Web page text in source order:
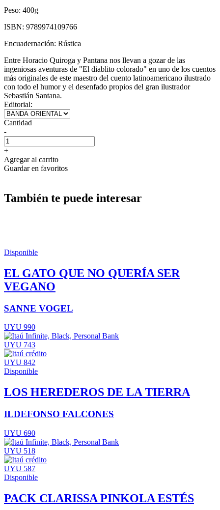
Peso: 400g
ISBN: 9789974109766
Encuadernación: Rústica
Entre Horacio Quiroga y Pantana nos llevan a gozar de las
ingeniosas aventuras de "El diablito colorado" en uno de los cuentos
más originales de este maestro del cuento latinoamericano ilustrado
con todo el humor y el desenfado propios del gran ilustrador
Sebastián Santana.
Editorial:
Cantidad
-
+
Agregar al carrito
Guardar en favoritos
También te puede interesar
Disponible
EL GATO QUE NO QUERÍA SER
VEGANO
SANNE VOGEL
UYU 990
UYU 743
UYU 842
Disponible
LOS HEREDEROS DE LA TIERRA
ILDEFONSO FALCONES
UYU 690
UYU 518
UYU 587
Disponible
PACK CLARISSA PINKOLA ESTÉS